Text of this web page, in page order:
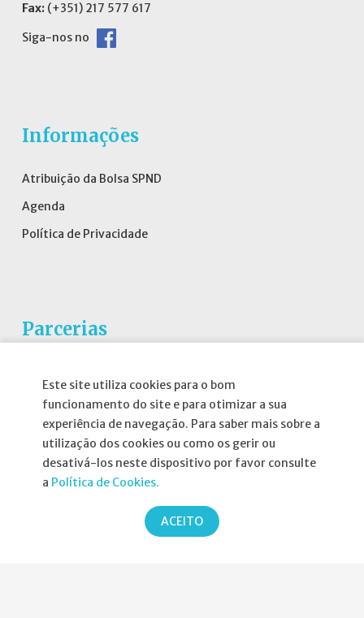
Este site utiliza cookies para o bom
funcionamento do site e para otimizar a sua
experiência de navegação. Para saber mais sobre a
utilização dos cookies ou como os gerir ou
desativá-los neste dispositivo por favor consulte
a Política de Cookies.
ACEITO
Fax: (+351) 217 577 617
Siga-nos no
Informações
Atribuição da Bolsa SPND
Agenda
Política de Privacidade
Parcerias